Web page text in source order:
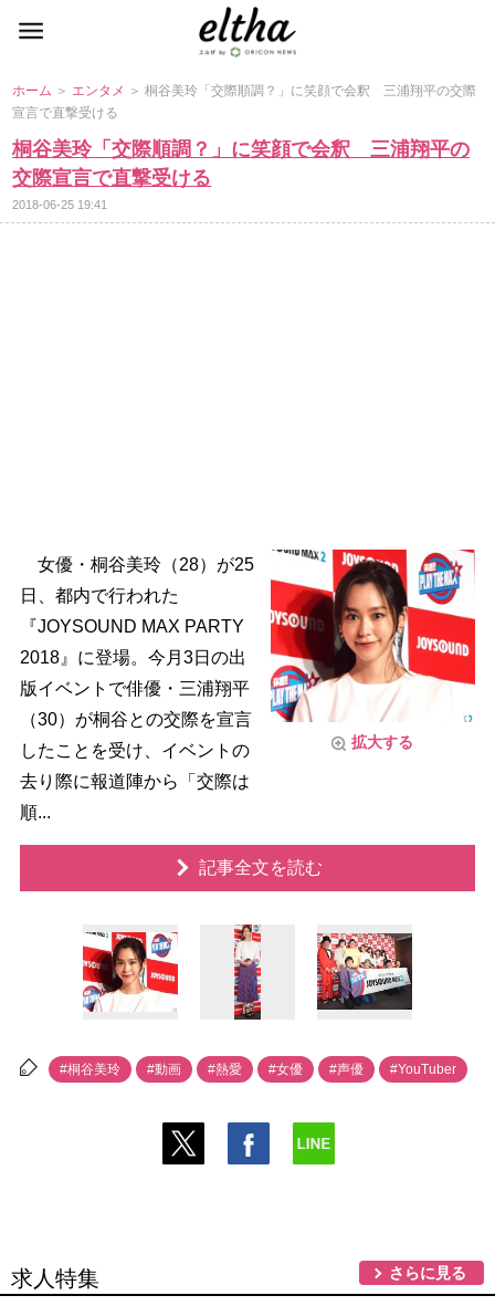
ホーム ＞ エンタメ ＞ 桐谷美玲「交際順調？」に笑顔で会釈 三浦翔平の交際
宣言で直撃受ける
桐谷美玲「交際順調？」に笑顔で会釈 三浦翔平の
交際宣言で直撃受ける
2018-06-25 19:41
拡大する
女優・桐谷美玲（28）が25
日、都内で行われた
『JOYSOUND MAX PARTY
2018』に登場。今月3日の出
版イベントで俳優・三浦翔平
（30）が桐谷との交際を宣言
したことを受け、イベントの
去り際に報道陣から「交際は
順...
記事全文を読む
#桐谷美玲 #動画 #熱愛 #女優 #声優 #YouTuber
求人特集 さらに見る